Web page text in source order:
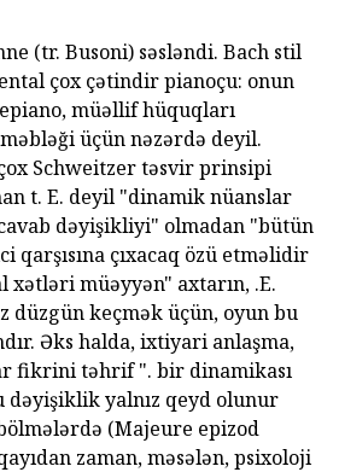
(tr. Busoni) səsləndi. Bach stil
çox çətindir pianoçu: onun
müəllif hüquqları
üçün nəzərdə deyil.
Schweitzer təsvir prinsipi
t. E. deyil "dinamik nüanslar
dəyişikliyi" olmadan "bütün
çıxacaq özü etməlidir
xətləri müəyyən" axtarın, .E.
düzgün keçmək üçün, oyun bu
Əks halda, ixtiyari anlaşma,
fikrini təhrif ". bir dinamikası
dəyişiklik yalnız qeyd olunur
(Majeure epizod
zaman, məsələn, psixoloji